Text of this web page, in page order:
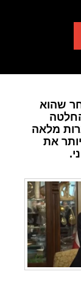
שהוא
מלאה
את